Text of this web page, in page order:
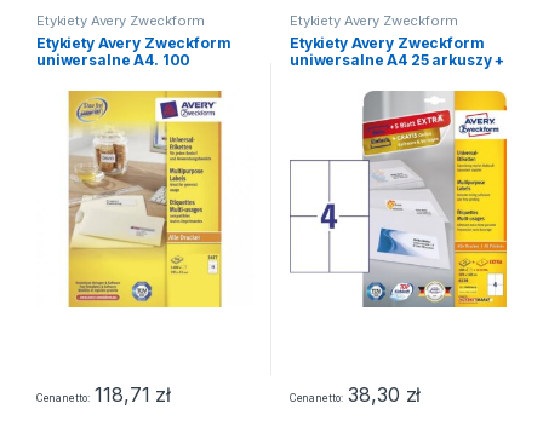
Etykiety Avery Zweckform
Etykiety Avery Zweckform
uniwersalne A4. 100
Cena netto 118,71 zł
Etykiety Avery Zweckform
Etykiety Avery Zweckform
uniwersalne A4 25 arkuszy +
Cena netto 38,30 zł